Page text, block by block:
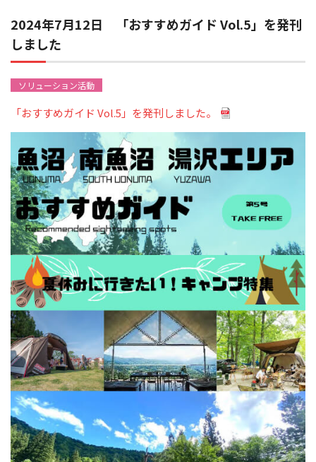
2024年7月12日 「おすすめガイド Vol.5」を発刊
しました
ソリューション活動
「おすすめガイド Vol.5」を発刊しました。